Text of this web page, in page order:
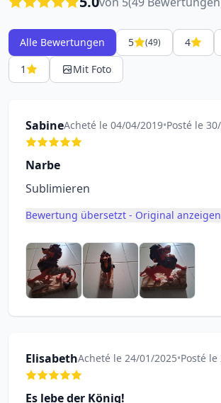
Alle Bewertungen 5 (49) 4
1
Mit Foto
SabineAcheté le 04/04/2019•Posté le
Narbe
Sublimieren
Bewertung übersetzt - Original anzeigen
ElisabethAcheté le 24/01/2025•Posté
Es lebe der König!